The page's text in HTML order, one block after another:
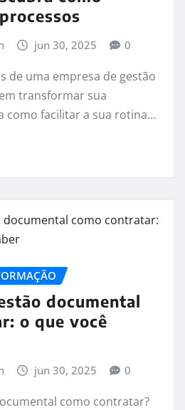
jun 30, 2025 0
de uma empresa de gestão
transformar sua
como facilitar a sua rotina…
documental
o que você
jun 30, 2025 0
como contratar?